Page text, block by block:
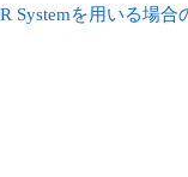
Systemを用いる場合